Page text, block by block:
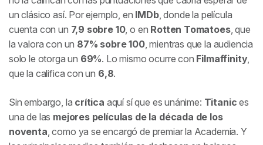
un clásico así. Por ejemplo, en IMDb, donde la película
cuenta con un 7,9 sobre 10, o en Rotten Tomatoes, que
la valora con un 87% sobre 100, mientras que la audiencia
solo le otorga un 69%. Lo mismo ocurre con Filmaffinity
que la califica con un 6,8.
Sin embargo, la crítica aquí sí que es unánime: Titanic es
una de las mejores películas de la década de los
noventa , como ya se encargó de premiar la Academia. Y